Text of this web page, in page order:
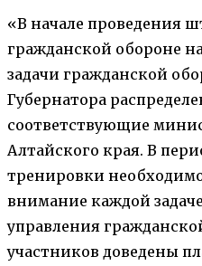
«В начале проведения
гражданской обороне
задачи гражданской
Губернатора
соответствующие
Алтайского края. В
тренировки
внимание каждой
управления
участников доведены